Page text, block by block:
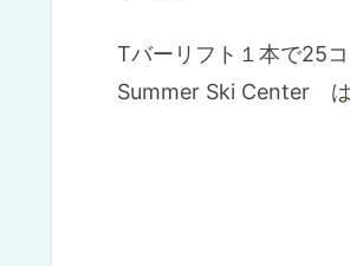
Tバーリフト１本で25
Summer Ski Center は